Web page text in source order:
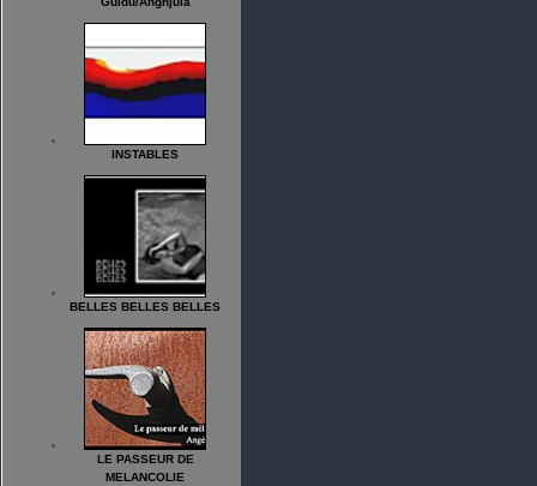
INSTABLES
BELLES BELLES BELLES
LE PASSEUR DE
MELANCOLIE